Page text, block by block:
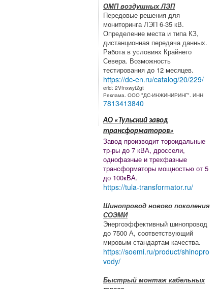
ОМП воздушных ЛЭП
Передовые решения для
мониторинга ЛЭП 6-35 кВ.
Определение места и типа КЗ,
дистанционная передача данных.
Работа в условиях Крайнего
Севера. Возможность
тестирования до 12 месяцев.
https://dc-en.ru/catalog/20/229/
erid: 2VfnxwytZgt
Реклама. ООО "ДС-ИНЖИНИРИНГ". ИНН
7813413840
АО «Тульский завод
трансформаторов»
Завод производит тороидальные
тр-ры до 7 кВА, дроссели,
однофазные и трехфазные
трансформаторы мощностью от 5
до 100кВА.
https://tula-transformator.ru/
Шинопровод нового поколения
СОЭМИ
Энергоэффективный шинопровод
до 7500 А, соответствующий
мировым стандартам качества.
https://soemi.ru/product/shinopro
vody/
Быстрый монтаж кабельных